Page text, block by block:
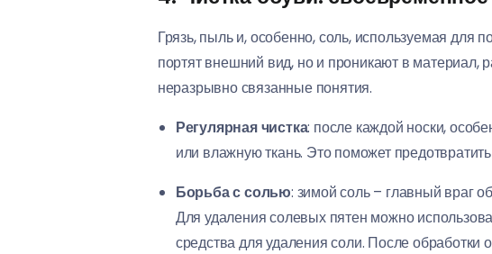
Грязь, пыль и, особенно, соль, используемая для
портят внешний вид, но и проникают в материал,
неразрывно связанные понятия.
Регулярная чистка: после каждой носки,
или влажную ткань. Это поможет
Борьба с солью: зимой соль – главный враг
Для удаления солевых пятен можно
средства для удаления соли. После обработки